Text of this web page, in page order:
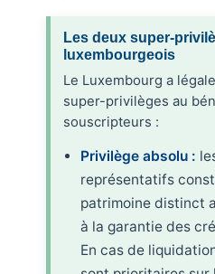
Les deux super-
luxembourgeois
Le Luxembourg a
super-privilèges au
souscripteurs :
Privilège absolu :
représentatifs
patrimoine distinct
à la garantie des
En cas de